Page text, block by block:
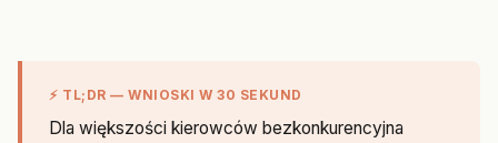
⚡ TL;DR — WNIOSKI W 30 SEKUND
Dla większości kierowców bezkonkurencyjna